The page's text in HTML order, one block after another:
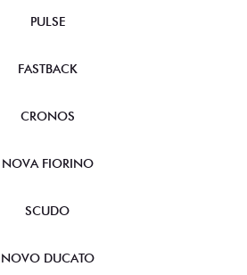
PULSE
FASTBACK
CRONOS
NOVA FIORINO
SCUDO
NOVO DUCATO